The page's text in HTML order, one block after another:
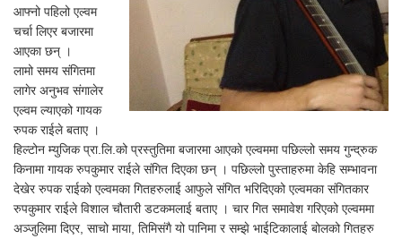
आफ्नो पहिलो एल्वम
चर्चा लिएर बजारमा
आएका छन् ।
लामो समय संगितमा
लागेर अनुभव संगालेर
एल्वम ल्याएको गायक
रुपक राईले बताए ।
हिल्टोन म्युजिक प्रा.लि.को प्रस्तुतिमा बजारमा आएको एल्वममा पछिल्लो समय गुन्द्रुक
किनामा गायक रुपकुमार राईले संगित दिएका छन् । पछिल्लो पुस्ताहरुमा केहि सम्भावना
देखेर रुपक राईको एल्वमका गितहरुलाई आफुले संगित भरिदिएको एल्वमका संगितकार
रुपकुमार राईले विशाल चौतारी डटकमलाई बताए । चार गित समावेश गरिएको एल्वममा
अञ्जुलिमा दिएर, साचो माया, तिमिसंगै यो पानिमा र सम्झे भाईटिकालाई बोलको गितहरु